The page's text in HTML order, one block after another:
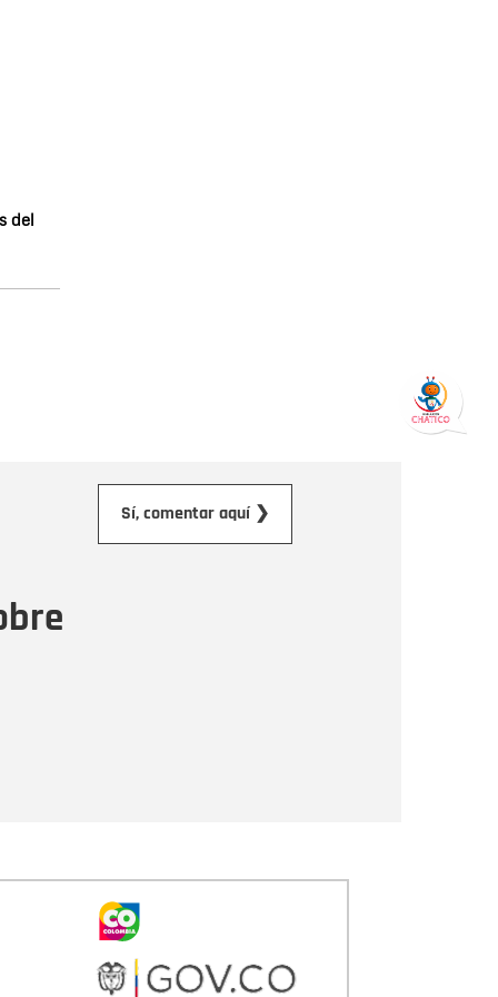
del
Sí, comentar aquí ❯